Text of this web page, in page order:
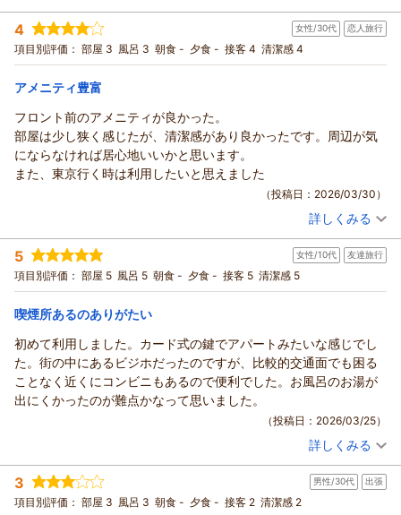
一方で、ウォシュレットがご使用いただけなかった点、ならび
にお風呂のお湯が出なかった件につきましては、多大なるご不
便とご迷惑をおかけし、誠に申し訳ございません。さらに、フ
ロントへご連絡いただいたにもかかわらず、十分な改善に至ら
なかったこと、重ねてお詫び申し上げます。
結果となってしまいましたことを真摯に受け止め、該当設備の
点検および再発防止に努めてまいります。また、迅速かつ確実
な対応ができるよう、スタッフ間の連携強化にも取り組んでま
いります。
そのような中でもご理解をお示しいただき、感謝申し上げま
す。今後は安心してご滞在いただける環境を整えてまいります
挽回の機会を頂戴できましたら幸いでございます。
スタッフ一同、心よりお待ち申し上げております。
（返信日：2026/04/22）
朝食も美味しかったです！
また東京へ行く際にはぜひ利用させていただきたいです。
宿泊時期： 2026年04月宿泊 (家族旅行)
投稿者： ユウラさん
宿泊プラン： 【早期割30】30日前までのご予約でお得な朝食付きプラン
ツイン 朝のみ
宿泊価格帯： 17,001～18,000円(大人一人あたり/税込)
ホテル セレッソからの返信
この度はホテルセレッソをご利用いただき、誠にありがとうご
ざいます。
大切なご家族でのご宿泊に当館をお選びいただきましたこと、
心より御礼申し上げます。駅からのアクセスやスタッフの対応
につきまして温かいお言葉を頂戴し、大変嬉しく拝見いたしま
した。
チェックイン前のお荷物のお預かりや、自動チェックイン機の
操作時の対応につきましても、ご安心いただけたご様子に何よ
りでございます。スタッフへのお褒めのお言葉は、本人はもち
ろん、全体の励みとなります。
っております。
「また利用したい」とのお言葉をいただけたことは、私どもに
とって何よりの喜びでございます。今後もご家族皆さまで安心
して快適にお過ごしいただけるホテルを目指してまいります。
また東京へお越しの際は、ぜひホテルセレッソをご利用くださ
いませ。スタッフ一同、心よりお待ち申し上げております。
（返信日：2026/04/22）
4 女性/30代 恋人旅行
項目別評価： 部屋 3 風呂 3 朝食 - 夕食 - 接客 4 清潔感 4
アメニティ豊富
フロント前のアメニティが良かった。
部屋は少し狭く感じたが、清潔感があり良かったです。周辺が気
にならなければ居心地いいかと思います。
また、東京行く時は利用したいと思えました
（投稿日：2026/03/30）
投稿者： なみさん(女性/30代)
宿泊プラン： 【お得なバリュープラン】素泊まり 食事なし
宿泊価格帯： 9,001～10,000円(大人一人あたり/税込)
ホテル セレッソからの返信
この度はホテルセレッソをご利用いただき、また温かいご感想
をお寄せいただき誠にありがとうございます。
フロント前のアメニティにつきましてご満足いただけたとのこ
と、大変嬉しく拝見いたしました。また、お部屋に関しても清
潔感についてお褒めのお言葉をいただき、スタッフ一同励みに
一方で、お部屋の広さや周辺環境につきましてのご意見もあり
がとうございます。いただいたお声を参考に、より快適にお過
ごしいただけるよう工夫と改善に努めてまいります。
そのような中で「また利用したい」とのお言葉を頂戴できまし
詳しくみる
5 女性/10代 友達旅行
項目別評価： 部屋 5 風呂 5 朝食 - 夕食 - 接客 5 清潔感 5
喫煙所あるのありがたい
初めて利用しました。カード式の鍵でアパートみたいな感じでし
た。街の中にあるビジホだったのですが、比較的交通面でも困る
ことなく近くにコンビニもあるので便利でした。お風呂のお湯が
出にくかったのが難点かなって思いました。
（投稿日：2026/03/25）
投稿者： ふあさん(女性/10代)
宿泊プラン： 【お得なバリュープラン】素泊まり 食事なし
宿泊価格帯： 4,001～5,000円(大人一人あたり/税込)
詳しくみる
3 男性/30代 出張
項目別評価： 部屋 3 風呂 3 朝食 - 夕食 - 接客 2 清潔感 2